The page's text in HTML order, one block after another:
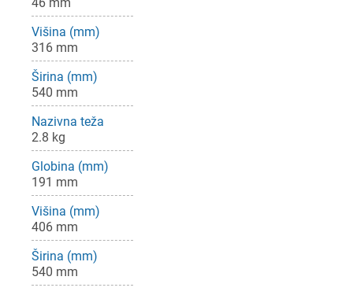
46 mm
Višina (mm)
316 mm
Širina (mm)
540 mm
Nazivna teža
2.8 kg
Globina (mm)
191 mm
Višina (mm)
406 mm
Širina (mm)
540 mm